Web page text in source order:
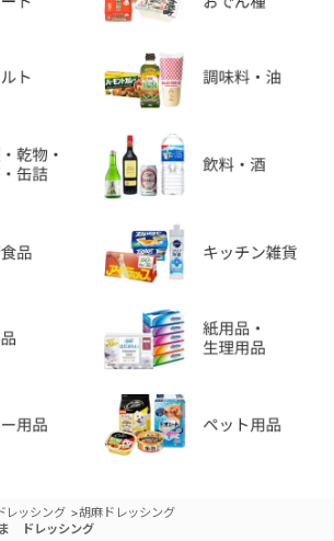
ドレッシング >胡麻ドレッシング
ドレッシング